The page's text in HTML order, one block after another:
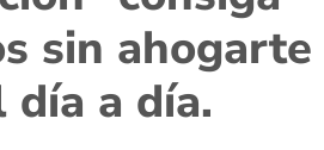
sin ahogarte
día a día.